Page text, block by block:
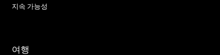
지속 가능성
여행